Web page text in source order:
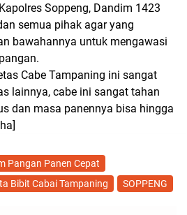
Soppeng, Dandim 1423
semua pihak agar yang
bawahannya untuk mengawasi
Cabe Tampaning ini sangat
lainnya, cabe ini sangat tahan
dan masa panennya bisa hingga
Pangan Panen Cepat
Bibit Cabai Tampaning SOPPENG